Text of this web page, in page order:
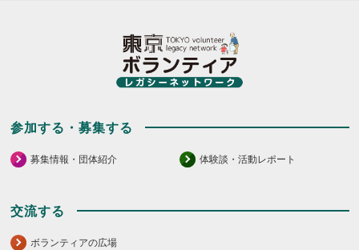
参加する・募集する
募集情報・団体紹介 体験談・活動レポート
交流する
ボランティアの広場